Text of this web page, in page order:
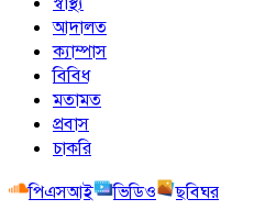
আদালত
ক্যাম্পাস
বিবিধ
মতামত
প্রবাস
চাকরি
পিএসআই
ভিডিও
ছবিঘর